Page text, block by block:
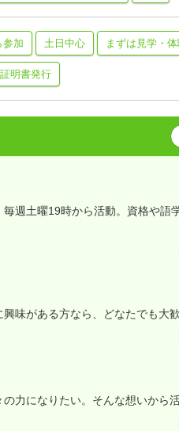
参加 土日中心 まずは見学・
明書発行
週土曜19時から活動。資格や語
味がある方なら、どなたでも大歓
力になりたい。そんな想いから